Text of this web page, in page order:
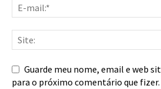
Guarde meu nome, email e web
para o próximo comentário que fizer.